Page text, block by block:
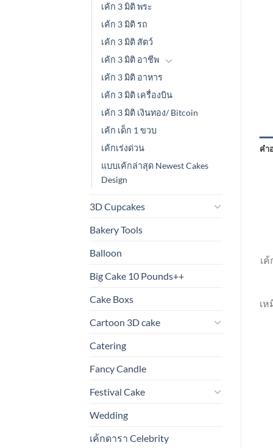
เค้ก 3 มิติ พระ
เค้ก 3 มิติ รถ
เค้ก 3 มิติ สัตว์
เค้ก 3 มิติ อาชีพ
เค้ก 3 มิติ อาหาร
เค้ก 3 มิติ เครื่องบิน
เค้ก 3 มิติ เงินทอง/ Bitcoin
เค้ก เด็ก 1 ขวบ
เค้กเร่งด่วน
แบบเค้กล่าสุด Newest Cakes
Design
3D Cupcakes
Bakery Tools
Balloon
Big Cake 10 Pounds++
Cake Boxs
Cartoon 3D cake
Catering
Fancy Candle
Festival Cake
Wedding
เค้กดารา Celebrity
คำ
เ
เ